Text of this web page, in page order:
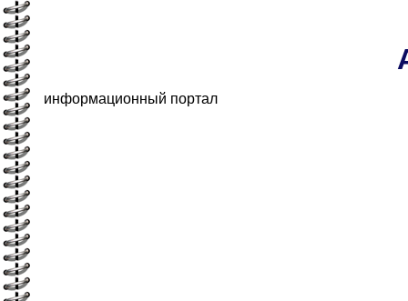
информационный портал